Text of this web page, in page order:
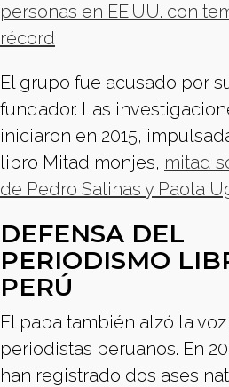
personas en EE.UU. con
récord
El grupo fue acusado por
fundador. Las
iniciaron en 2015,
libro Mitad monjes, mitad
de Pedro Salinas y Paola
DEFENSA DEL
PERIODISMO
PERÚ
El papa también alzó la
periodistas peruanos. En
han registrado dos